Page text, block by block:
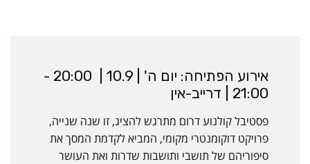
אירוע הפתיחה: יום ה' | 10.9 | 20:00 -
21:00 | דרייב-אין
פסטיבל קולנוע דרום מתרגש להציג, זו שנה שנייה,
פרויקט דוקומנטרי מקומי, המביא לקדמת המסך את
סיפוריהם של תושבי ותושבות שדרות ואת העושר